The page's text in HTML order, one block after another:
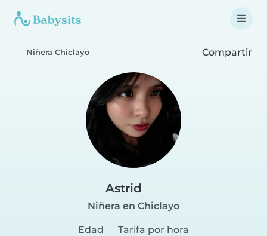
Niñera Chiclayo Compartir
Astrid
Niñera en Chiclayo
Edad
Tarifa por hora